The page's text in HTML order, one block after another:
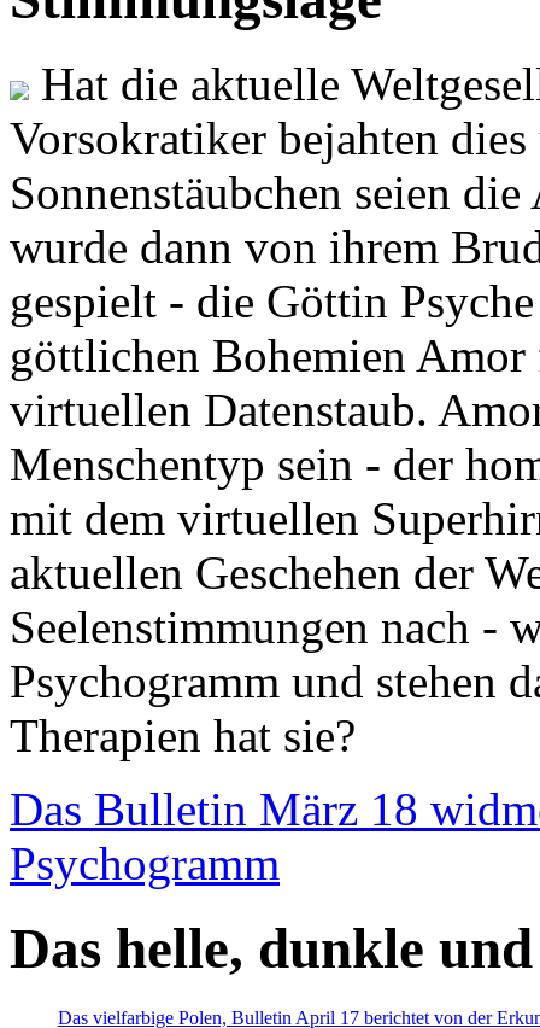
Hat die aktuelle
Vorsokratiker bejahten
Sonnenstäubchen seien
wurde dann von ihrem
gespielt - die Göttin
göttlichen Bohemien
virtuellen Datenstaub.
Menschentyp sein - der
mit dem virtuellen
aktuellen Geschehen der
Seelenstimmungen nach -
Psychogramm und stehen
Therapien hat sie?
Das Bulletin März 18
Psychogramm
Das helle, dunkle
Das vielfarbige Polen, Bulletin April 17 berichtet von der